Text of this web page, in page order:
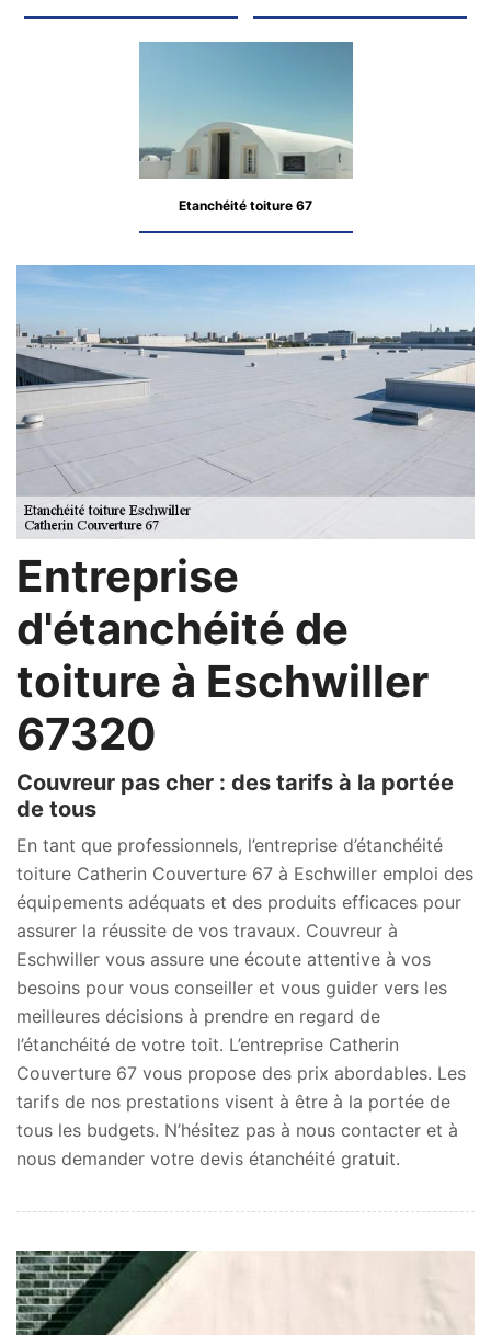
Etanchéité toiture 67
Entreprise
d'étanchéité de
toiture à Eschwiller
67320
Couvreur pas cher : des tarifs à la portée
de tous
En tant que professionnels, l’entreprise d’étanchéité
toiture Catherin Couverture 67 à Eschwiller emploi des
équipements adéquats et des produits efficaces pour
assurer la réussite de vos travaux. Couvreur à
Eschwiller vous assure une écoute attentive à vos
besoins pour vous conseiller et vous guider vers les
meilleures décisions à prendre en regard de
l’étanchéité de votre toit. L’entreprise Catherin
Couverture 67 vous propose des prix abordables. Les
tarifs de nos prestations visent à être à la portée de
tous les budgets. N’hésitez pas à nous contacter et à
nous demander votre devis étanchéité gratuit.